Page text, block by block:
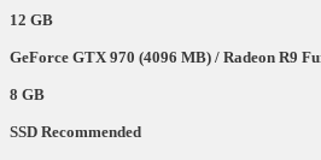
12 GB
GeForce GTX 970 (4096 MB) / Radeon R9
8 GB
SSD Recommended